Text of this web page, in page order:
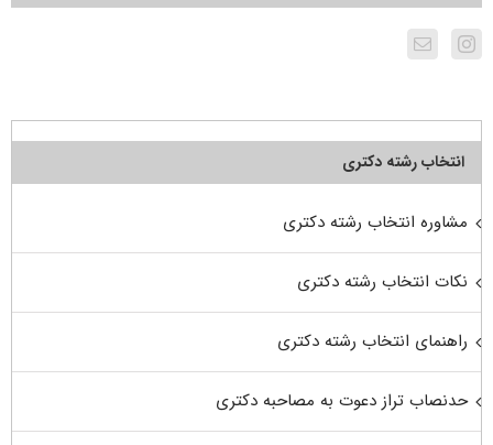
انتخاب رشته دکتری
مشاوره انتخاب رشته دکتری
نکات انتخاب رشته دکتری
راهنمای انتخاب رشته دکتری
حدنصاب تراز دعوت به مصاحبه دکتری